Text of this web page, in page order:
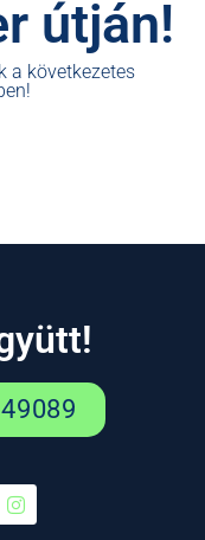
útján!
a következetes